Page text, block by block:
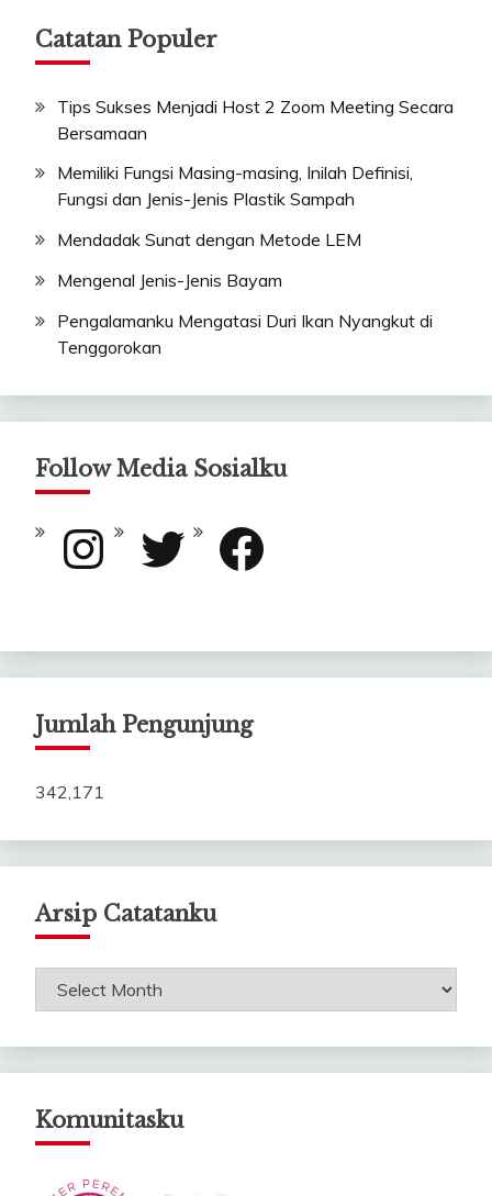
Catatan Populer
Tips Sukses Menjadi Host 2 Zoom Meeting Secara
Bersamaan
Memiliki Fungsi Masing-masing, Inilah Definisi,
Fungsi dan Jenis-Jenis Plastik Sampah
Mendadak Sunat dengan Metode LEM
Mengenal Jenis-Jenis Bayam
Pengalamanku Mengatasi Duri Ikan Nyangkut di
Tenggorokan
Follow Media Sosialku
Instagram Twitter Facebook
Jumlah Pengunjung
342,171
Arsip Catatanku
Arsip
Komunitasku